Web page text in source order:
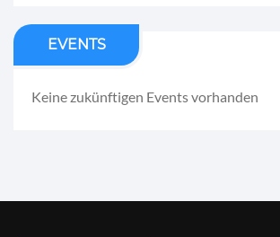
EVENTS
Keine zukünftigen Events vorhanden